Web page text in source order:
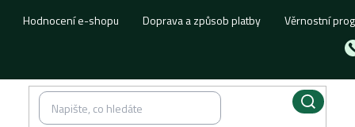
Hodnocení e-shopu Doprava a způsob platby Věrnostní